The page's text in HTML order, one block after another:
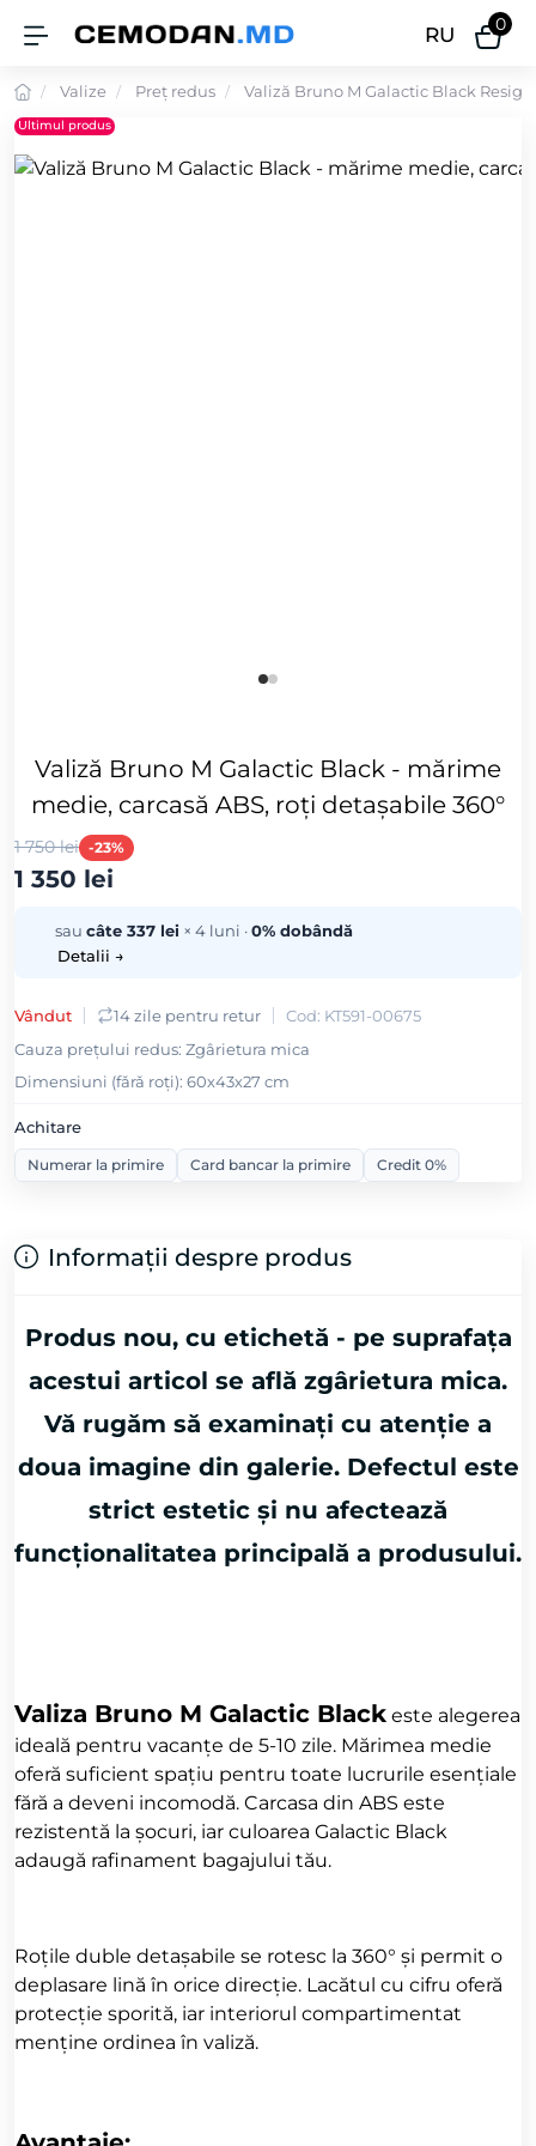
RU 0
Valize Preț redus Valiză Bruno M Galactic Black
Ultimul produs
Valiză Bruno M Galactic Black - mărime
medie, carcasă ABS, roți detașabile 360°
1 750 lei -23%
1 350 lei
sau câte 337 lei × 4 luni ·0% dobândă
Detalii →
Vândut 14 zile pentru retur
Cod: KT591-00675
Cauza preţului redus: Zgârietura mica
Dimensiuni (fǎrǎ roți): 60х43х27 cm
Achitare
Numerar la primire Card bancar la primire Credit 0%
Informații despre produs
Produs nou, cu etichetă - pe suprafața
acestui articol se află zgârietura mica.
Vă rugăm să examinați cu atenție a
doua imagine din galerie. Defectul este
strict estetic și nu afectează
funcționalitatea principală a produsului.
Valiza Bruno M Galactic Black este alegerea
ideală pentru vacanțe de 5-10 zile. Mărimea medie
oferă suficient spațiu pentru toate lucrurile esențiale
fără a deveni incomodă. Carcasa din ABS este
rezistentă la șocuri, iar culoarea Galactic Black
adaugă rafinament bagajului tău.
Roțile duble detașabile se rotesc la 360° și permit o
deplasare lină în orice direcție. Lacătul cu cifru oferă
protecție sporită, iar interiorul compartimentat
menține ordinea în valiză.